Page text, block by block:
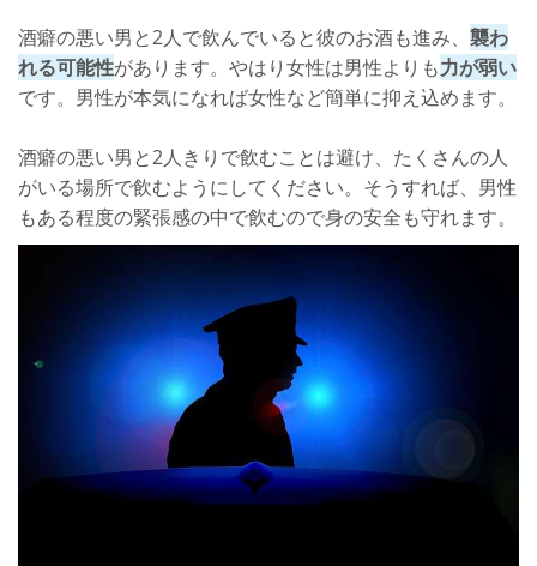
酒癖の悪い男と2人で飲んでいると彼のお酒も進み、 襲わ
れる可能性があります。やはり女性は男性よりも力が弱い
です。男性が本気になれば女性など簡単に抑え込めます。
酒癖の悪い男と2人きりで飲むことは避け、たくさんの人
がいる場所で飲むようにしてください。そうすれば、男性
もある程度の緊張感の中で飲むので身の安全も守れます。